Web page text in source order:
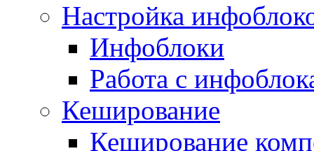
Настройка
Инфоблоки
Работа с
Кеширование
Кеширование